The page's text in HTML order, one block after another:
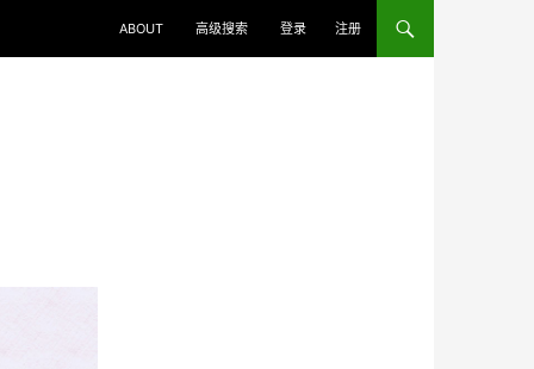
ABOUT 高级搜索 登录 注册